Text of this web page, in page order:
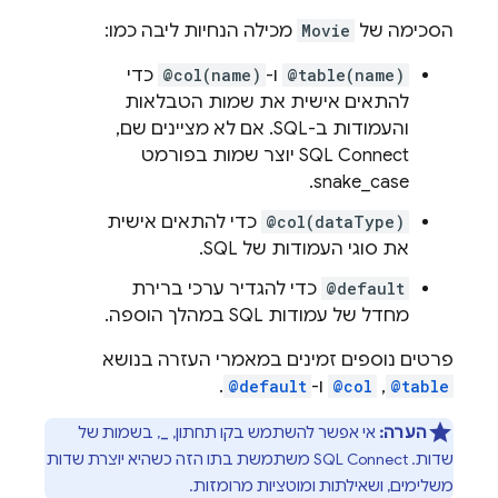
הסכימה של Movie מכילה הנחיות ליבה כמו:
@table(name) ו- @col(name) כדי
להתאים אישית את שמות הטבלאות
והעמודות ב-SQL. אם לא מציינים שם,
SQL Connect יוצר שמות בפורמט
snake_case.
@col(dataType) כדי להתאים אישית
את סוגי העמודות של SQL.
@default כדי להגדיר ערכי ברירת
מחדל של עמודות SQL במהלך הוספה.
פרטים נוספים זמינים במאמרי העזרה בנושא
@table
,‏
@col ו- @default
.
הערה: אי אפשר להשתמש בקו תחתון, _, בשמות של
שדות. SQL Connect משתמשת בתו הזה כשהיא יוצרת שדות
משלימים, ושאילתות ומוטציות מרומזות.